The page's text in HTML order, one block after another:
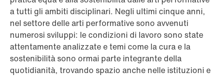
a tutti gli ambiti disciplinari. Negli ultimi cinque anni,
nel settore delle arti performative sono avvenuti
numerosi sviluppi: le condizioni di lavoro sono state
attentamente analizzate e temi come la cura e la
sostenibilità sono ormai parte integrante della
quotidianità, trovando spazio anche nelle istituzioni e